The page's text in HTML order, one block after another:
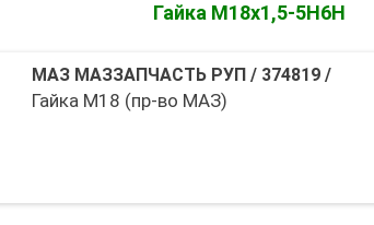
Гайка М18х1,5-5Н6Н
МАЗ МАЗЗАПЧАСТЬ РУП/ 374819/
Гайка М18 (пр-во МАЗ)